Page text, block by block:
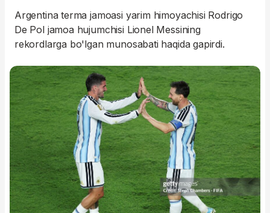
Argentina terma jamoasi yarim himoyachisi Rodrigo
De Pol jamoa hujumchisi Lionel Messining
rekordlarga bo'lgan munosabati haqida gapirdi.